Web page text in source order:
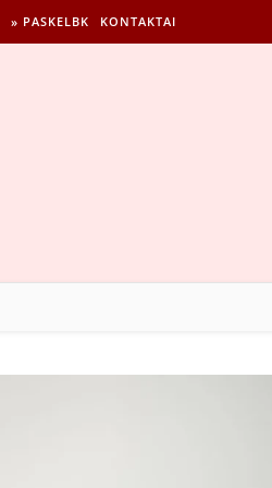
» PASKELBK KONTAKTAI